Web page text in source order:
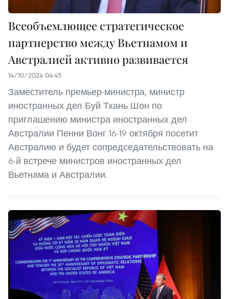
Всеобъемлющее стратегическое
партнерство между Вьетнамом и
Австралией активно развивается
14/10/2024 04:45
Заместитель премьер-министра, министр
иностранных дел Буй Тхань Шон по
приглашению министра иностранных дел
Австралии Пенни Вонг 16-19 октября посетит
Австралию и будет сопредседательствовать на
6-й встрече министров иностранных дел
Вьетнама и Австралии.